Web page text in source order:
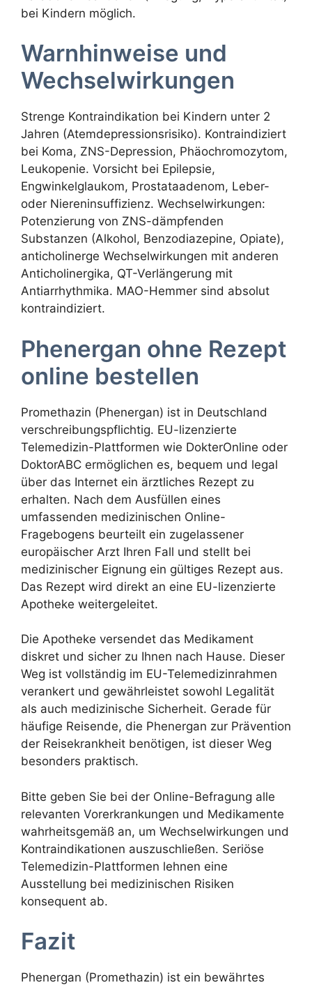
bei Kindern möglich.
Warnhinweise und
Wechselwirkungen
Strenge Kontraindikation bei Kindern unter 2
Jahren (Atemdepressionsrisiko). Kontraindiziert
bei Koma, ZNS-Depression, Phäochromozytom,
Leukopenie. Vorsicht bei Epilepsie,
Engwinkelglaukom, Prostataadenom, Leber-
oder Niereninsuffizienz. Wechselwirkungen:
Potenzierung von ZNS-dämpfenden
Substanzen (Alkohol, Benzodiazepine, Opiate),
anticholinerge Wechselwirkungen mit anderen
Anticholinergika, QT-Verlängerung mit
Antiarrhythmika. MAO-Hemmer sind absolut
kontraindiziert.
Phenergan ohne Rezept
online bestellen
Promethazin (Phenergan) ist in Deutschland
verschreibungspflichtig. EU-lizenzierte
Telemedizin-Plattformen wie DokterOnline oder
DoktorABC ermöglichen es, bequem und legal
über das Internet ein ärztliches Rezept zu
erhalten. Nach dem Ausfüllen eines
umfassenden medizinischen Online-
Fragebogens beurteilt ein zugelassener
europäischer Arzt Ihren Fall und stellt bei
medizinischer Eignung ein gültiges Rezept aus.
Das Rezept wird direkt an eine EU-lizenzierte
Apotheke weitergeleitet.
Die Apotheke versendet das Medikament
diskret und sicher zu Ihnen nach Hause. Dieser
Weg ist vollständig im EU-Telemedizinrahmen
verankert und gewährleistet sowohl Legalität
als auch medizinische Sicherheit. Gerade für
häufige Reisende, die Phenergan zur Prävention
der Reisekrankheit benötigen, ist dieser Weg
besonders praktisch.
Bitte geben Sie bei der Online-Befragung alle
relevanten Vorerkrankungen und Medikamente
wahrheitsgemäß an, um Wechselwirkungen und
Kontraindikationen auszuschließen. Seriöse
Telemedizin-Plattformen lehnen eine
Ausstellung bei medizinischen Risiken
konsequent ab.
Fazit
Phenergan (Promethazin) ist ein bewährtes